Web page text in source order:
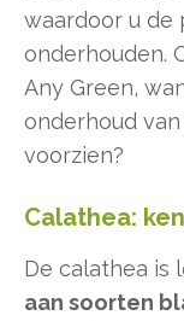
waardoor u de
onderhouden.
Any Green,
onderhoud
voorzien?
Calathea:
De calathea is
aan soorten